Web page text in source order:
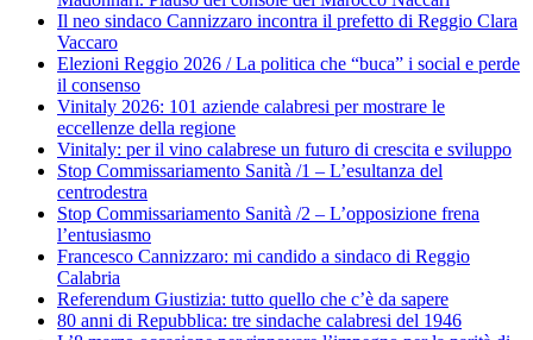
Il neo sindaco Cannizzaro incontra il prefetto di Reggio Clara
Vaccaro
Elezioni Reggio 2026 / La politica che “buca” i social e perde
il consenso
Vinitaly 2026: 101 aziende calabresi per mostrare le
eccellenze della regione
Vinitaly: per il vino calabrese un futuro di crescita e sviluppo
Stop Commissariamento Sanità /1 – L’esultanza del
centrodestra
Stop Commissariamento Sanità /2 – L’opposizione frena
l’entusiasmo
Francesco Cannizzaro: mi candido a sindaco di Reggio
Calabria
Referendum Giustizia: tutto quello che c’è da sapere
80 anni di Repubblica: tre sindache calabresi del 1946